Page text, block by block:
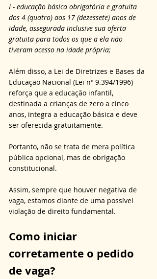
I - educação básica obrigatória e gratuita
dos 4 (quatro) aos 17 (dezessete) anos de
idade, assegurada inclusive sua oferta
gratuita para todos os que a ela não
tiveram acesso na idade própria;
Além disso, a Lei de Diretrizes e Bases da
Educação Nacional (Lei nº 9.394/1996)
reforça que a educação infantil,
destinada a crianças de zero a cinco
anos, integra a educação básica e deve
ser oferecida gratuitamente.
Portanto, não se trata de mera política
pública opcional, mas de obrigação
constitucional.
Assim, sempre que houver negativa de
vaga, estamos diante de uma possível
violação de direito fundamental.
Como iniciar
corretamente o pedido
de vaga?